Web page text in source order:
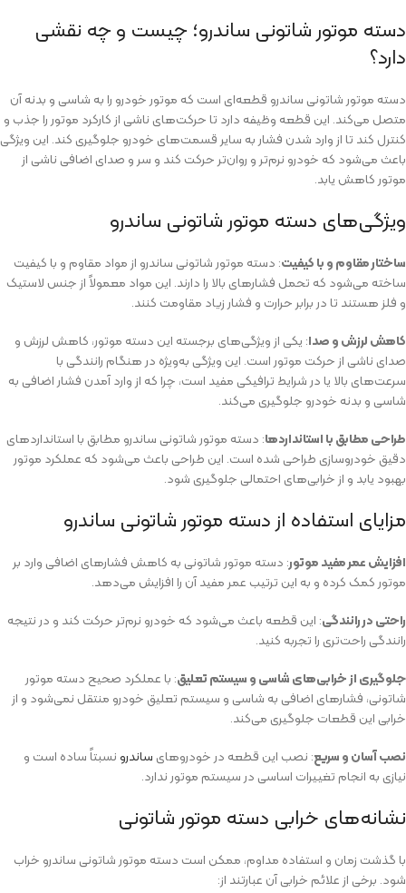
دسته موتور شاتونی ساندرو؛ چیست و چه نقشی
دارد؟
دسته موتور شاتونی ساندرو قطعه‌ای است که موتور خودرو را به شاسی و بدنه آن
متصل می‌کند. این قطعه وظیفه دارد تا حرکت‌های ناشی از کارکرد موتور را جذب و
کنترل کند تا از وارد شدن فشار به سایر قسمت‌های خودرو جلوگیری کند. این ویژگی
باعث می‌شود که خودرو نرم‌تر و روان‌تر حرکت کند و سر و صدای اضافی ناشی از
موتور کاهش یابد.
ویژگی‌های دسته موتور شاتونی ساندرو
ساختار مقاوم و با کیفیت: دسته موتور شاتونی ساندرو از مواد مقاوم و با کیفیت
ساخته می‌شود که تحمل فشارهای بالا را دارند. این مواد معمولاً از جنس لاستیک
و فلز هستند تا در برابر حرارت و فشار زیاد مقاومت کنند.
کاهش لرزش و صدا: یکی از ویژگی‌های برجسته این دسته موتور، کاهش لرزش و
صدای ناشی از حرکت موتور است. این ویژگی به‌ویژه در هنگام رانندگی با
سرعت‌های بالا یا در شرایط ترافیکی مفید است، چرا که از وارد آمدن فشار اضافی به
شاسی و بدنه خودرو جلوگیری می‌کند.
طراحی مطابق با استانداردها: دسته موتور شاتونی ساندرو مطابق با استانداردهای
دقیق خودروسازی طراحی شده است. این طراحی باعث می‌شود که عملکرد موتور
بهبود یابد و از خرابی‌های احتمالی جلوگیری شود.
مزایای استفاده از دسته موتور شاتونی ساندرو
افزایش عمر مفید موتور: دسته موتور شاتونی به کاهش فشارهای اضافی وارد بر
موتور کمک کرده و به این ترتیب عمر مفید آن را افزایش می‌دهد.
راحتی در رانندگی: این قطعه باعث می‌شود که خودرو نرم‌تر حرکت کند و در نتیجه
رانندگی راحت‌تری را تجربه کنید.
جلوگیری از خرابی‌های شاسی و سیستم تعلیق: با عملکرد صحیح دسته موتور
شاتونی، فشارهای اضافی به شاسی و سیستم تعلیق خودرو منتقل نمی‌شود و از
خرابی این قطعات جلوگیری می‌کند.
نصب آسان و سریع: نصب این قطعه در خودروهای ساندرونسبتاً ساده است و
نیازی به انجام تغییرات اساسی در سیستم موتور ندارد.
نشانه‌های خرابی دسته موتور شاتونی
با گذشت زمان و استفاده مداوم، ممکن است دسته موتور شاتونی ساندرو خراب
شود. برخی از علائم خرابی آن عبارتند از: